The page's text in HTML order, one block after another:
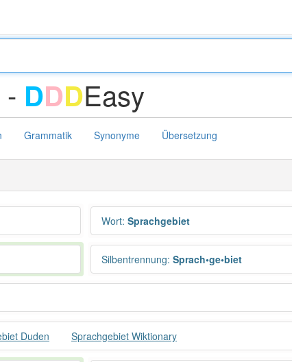
DDDEasy
Grammatik Synonyme Übersetzung
Wort: Sprachgebiet
Silbentrennung: Sprach•ge•biet
Duden Sprachgebiet Wiktionary